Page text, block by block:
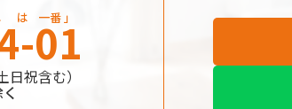
は 一番 」
01
祝含む）